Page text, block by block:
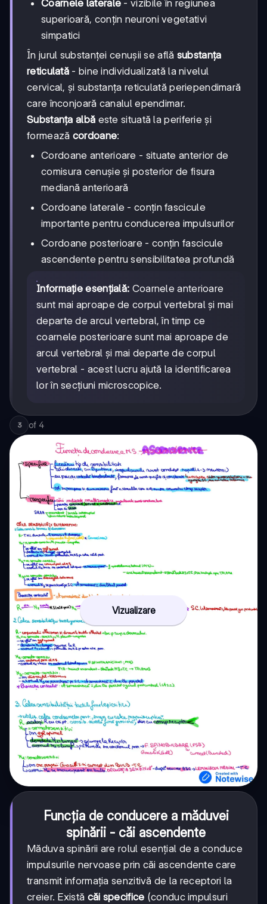
Coarnele laterale - vizibile în regiunea
superioară, conțin neuroni vegetativi
simpatici
În jurul substanței cenușii se află substanța
reticulată - bine individualizată la nivelul
cervical, și substanța reticulată periependimară
care înconjoară canalul ependimar.
Substanța albă este situată la periferie și
formează cordoane:
Cordoane anterioare - situate anterior de
comisura cenușie și posterior de fisura
mediană anterioară
Cordoane laterale - conțin fascicule
importante pentru conducerea impulsurilor
Cordoane posterioare - conțin fascicule
ascendente pentru sensibilitatea profundă
Informație esențială: Coarnele anterioare
sunt mai aproape de corpul vertebral și mai
departe de arcul vertebral, în timp ce
coarnele posterioare sunt mai aproape de
arcul vertebral și mai departe de corpul
vertebral - acest lucru ajută la identificarea
lor în secțiuni microscopice.
3 of 4
Vizualizare
Funcția de conducere a măduvei
spinării - căi ascendente
Măduva spinării are rolul esențial de a conduce
impulsurile nervoase prin căi ascendente care
transmit informația senzitivă de la receptori la
creier. Există căi specifice (conduc impulsuri